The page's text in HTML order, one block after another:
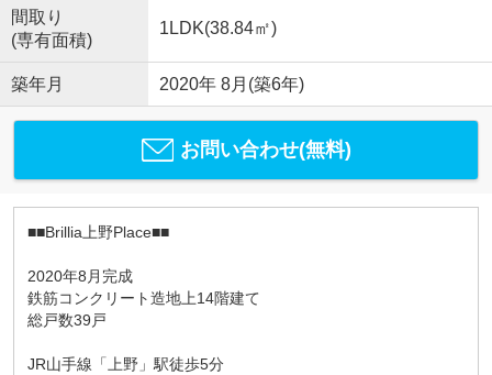
間取り
(専有面積)
1LDK(38.84㎡)
築年月 2020年 8月(築6年)
お問い合わせ(無料)
■■Brillia上野Place■■
2020年8月完成
鉄筋コンクリート造地上14階建て
総戸数39戸
JR山手線「上野」駅徒歩5分